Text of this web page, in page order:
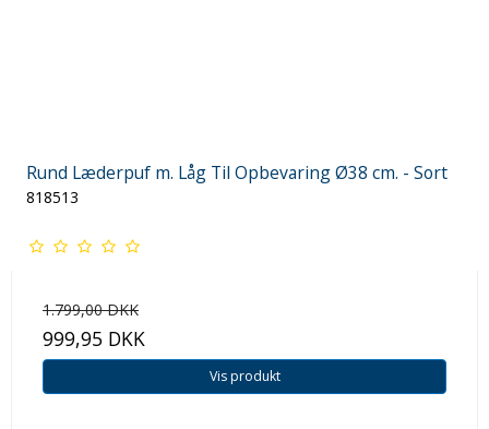
Rund Læderpuf m. Låg Til Opbevaring Ø38 cm. - Sort
818513
1.799,00 DKK
999,95 DKK
Vis produkt